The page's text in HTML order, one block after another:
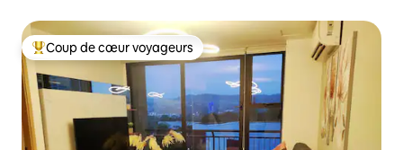
Coups de cœur voyageurs les plus appréciés
Coup de cœur voyageurs